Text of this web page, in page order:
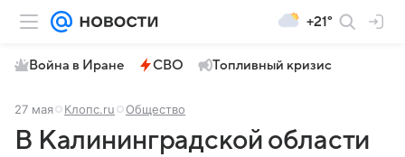
+21°
Война в Иране СВО Топливный кризис
27 мая Клопс.ru Общество
В Калининградской области